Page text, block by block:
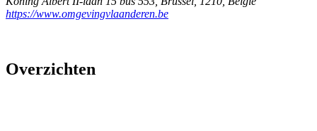
https://www.omgevingvlaanderen.be
Overzichten